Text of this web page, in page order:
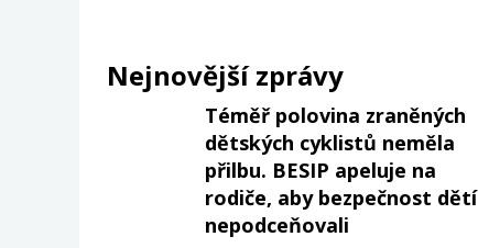
Nejnovější zprávy
Téměř polovina zraněných
dětských cyklistů neměla
přilbu. BESIP apeluje na
rodiče, aby bezpečnost dětí
nepodceňovali